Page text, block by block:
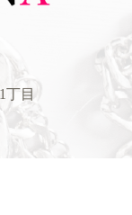
丁目